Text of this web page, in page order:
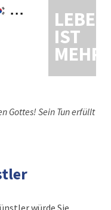
LEBEN
IST
MEHR
Gottes! Sein Tun erfüllt
würde Sie